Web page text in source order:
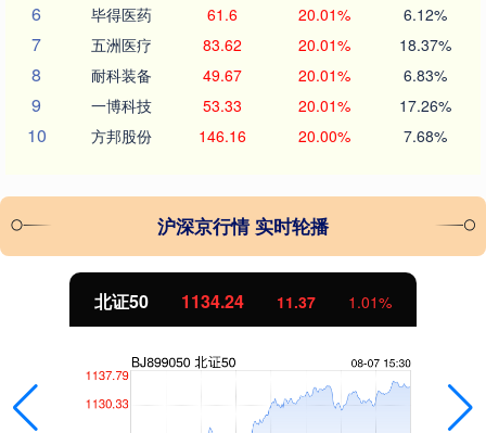
6 毕得医药 61.6 20.01% 6.12%
7 五洲医疗 83.62 20.01% 18.37%
8 耐科装备 49.67 20.01% 6.83%
9 一博科技 53.33 20.01% 17.26%
10 方邦股份 146.16 20.00% 7.68%
沪深京行情 实时轮播
北证50 1134.24 11.37 1.01%